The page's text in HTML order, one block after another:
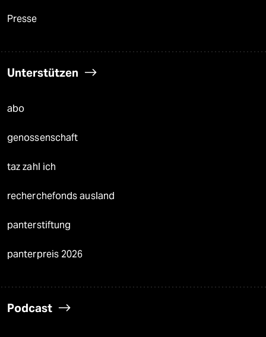
Presse
Unterstützen
abo
genossenschaft
taz zahl ich
recherchefonds ausland
panterstiftung
panterpreis 2026
Podcast